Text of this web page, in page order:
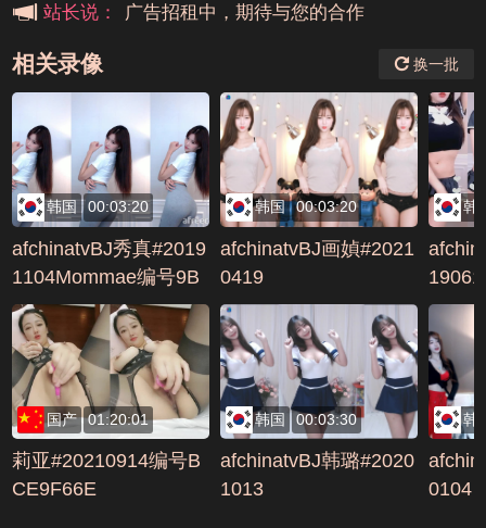
站长说： 广告招租中，期待与您的合作
相关录像 换一批
韩国 00:03:20
afchinatvBJ秀真#2019
1104Mommae编号9B
D83AFA
韩国 00:03:20
afchinatvBJ画媜#2021
0419
韩
国产 01:20:01
莉亚#20210914编号B
CE9F66E
韩国 00:03:30
afchinatvBJ韩璐#2020
1013
韩
0104